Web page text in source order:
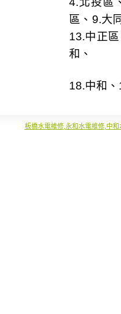
區 、9.大
13.中正區
和 、
18.中和
板橋水電維修, 永和水電維修, 中和